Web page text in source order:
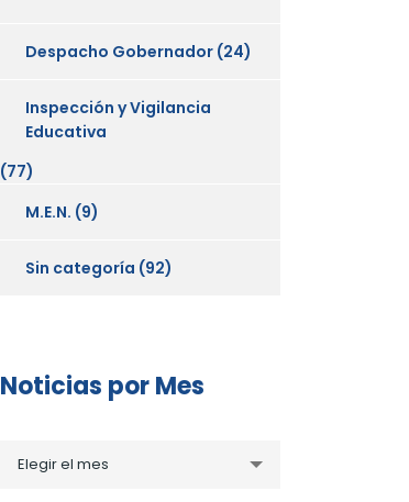
Despacho Gobernador (24)
Inspección y Vigilancia
Educativa
(77)
M.E.N. (9)
Sin categoría (92)
Noticias por Mes
porElegir el mes